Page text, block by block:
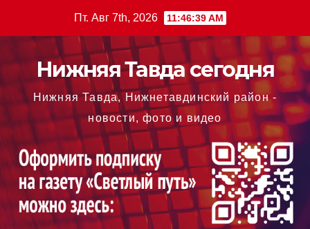
содержимому
Пт. Авг 7th, 2026 11:46:40 AM
Нижняя Тавда сегодня
Нижняя Тавда, Нижнетавдинский район -
новости, фото и видео